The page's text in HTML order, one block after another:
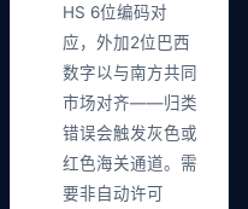
HS 6位编码对
应，外加2位巴西
数字以与南方共同
市场对齐——归类
错误会触发灰色或
红色海关通道。需
要非自动许可